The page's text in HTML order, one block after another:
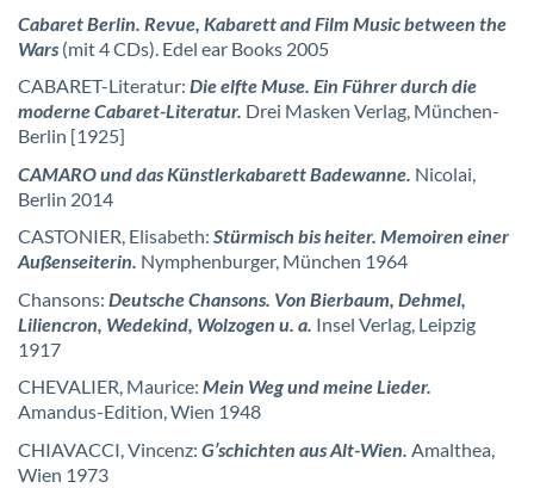
Cabaret Berlin. Revue, Kabarett and Film Music between the
Wars (mit 4 CDs). Edel ear Books 2005
CABARET-Literatur: Die elfte Muse. Ein Führer durch die
moderne Cabaret-Literatur. Drei Masken Verlag, München-
Berlin [1925]
CAMARO und das Künstlerkabarett Badewanne. Nicolai,
Berlin 2014
CASTONIER, Elisabeth: Stürmisch bis heiter. Memoiren einer
Außenseiterin. Nymphenburger, München 1964
Chansons: Deutsche Chansons. Von Bierbaum, Dehmel,
Liliencron, Wedekind, Wolzogen u. a. Insel Verlag, Leipzig
1917
CHEVALIER, Maurice: Mein Weg und meine Lieder.
Amandus-Edition, Wien 1948
CHIAVACCI, Vincenz: G’schichten aus Alt-Wien. Amalthea,
Wien 1973